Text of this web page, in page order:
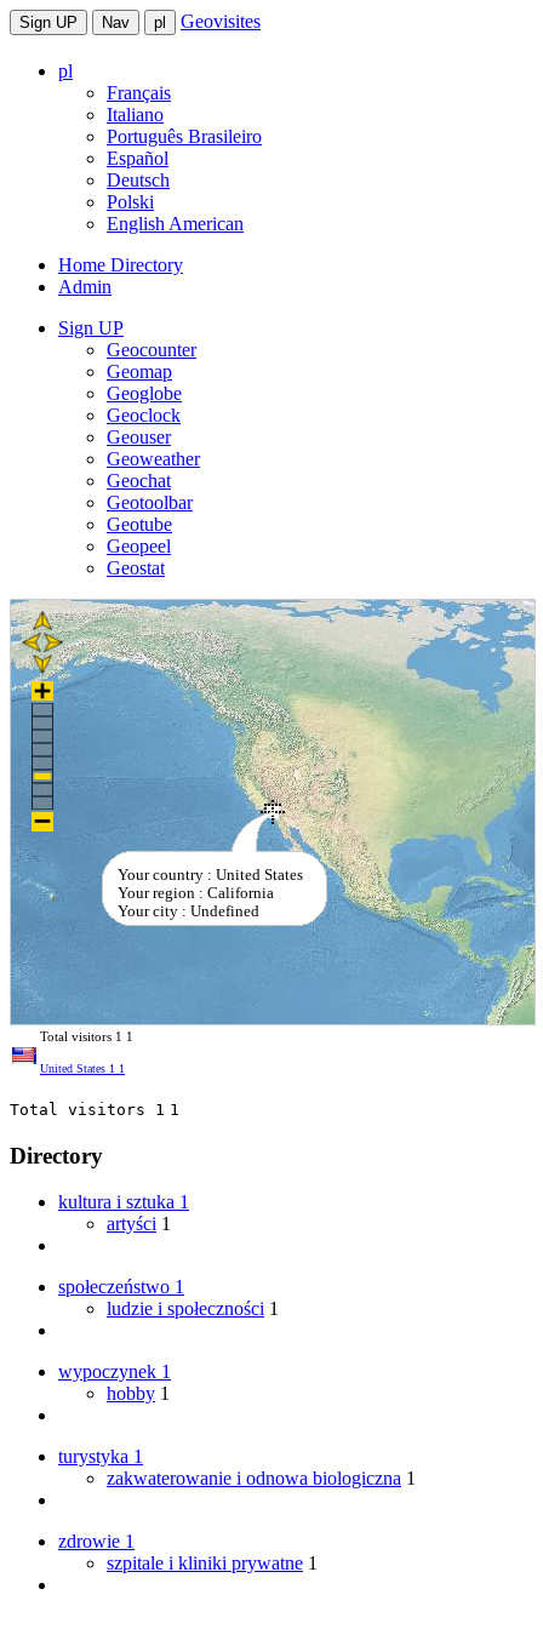
Sign UP Nav pl Geovisites
pl
Français
Italiano
Português Brasileiro
Español
Deutsch
Polski
English American
Home Directory
Admin
Sign UP
Geocounter
Geomap
Geoglobe
Geoclock
Geouser
Geoweather
Geochat
Geotoolbar
Geotube
Geopeel
Geostat
Your country : United States
Your region : California
Your city : Undefined
Total visitors 1 1
United States 1 1
Total visitors 1 1
Directory
kultura i sztuka 1
artyści 1
społeczeństwo 1
ludzie i społeczności 1
wypoczynek 1
hobby 1
turystyka 1
zakwaterowanie i odnowa biologiczna 1
zdrowie 1
szpitale i kliniki prywatne 1